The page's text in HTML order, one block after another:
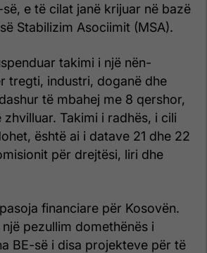
e të cilat janë krijuar në bazë
Stabilizim Asociimit (MSA).
takimi i një nën-
tregti, industri, doganë dhe
të mbahej me 8 qershor,
Takimi i radhës, i cili
është ai i datave 21 dhe 22
për drejtësi, liri dhe
financiare për Kosovën.
pezullim domethënës i
BE-së i disa projekteve për të